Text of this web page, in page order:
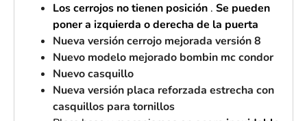
Los cerrojos no tienen posición . Se pueden
poner a izquierda o derecha de la puerta
Nueva versión cerrojo mejorada versión 8
Nuevo modelo mejorado bombin mc condor
Nuevo casquillo
Nueva versión placa reforzada estrecha con
casquillos para tornillos